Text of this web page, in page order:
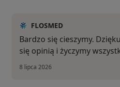
FLOSMED
Bardzo się cieszymy.
się opinią i życzymy
8 lipca 2026